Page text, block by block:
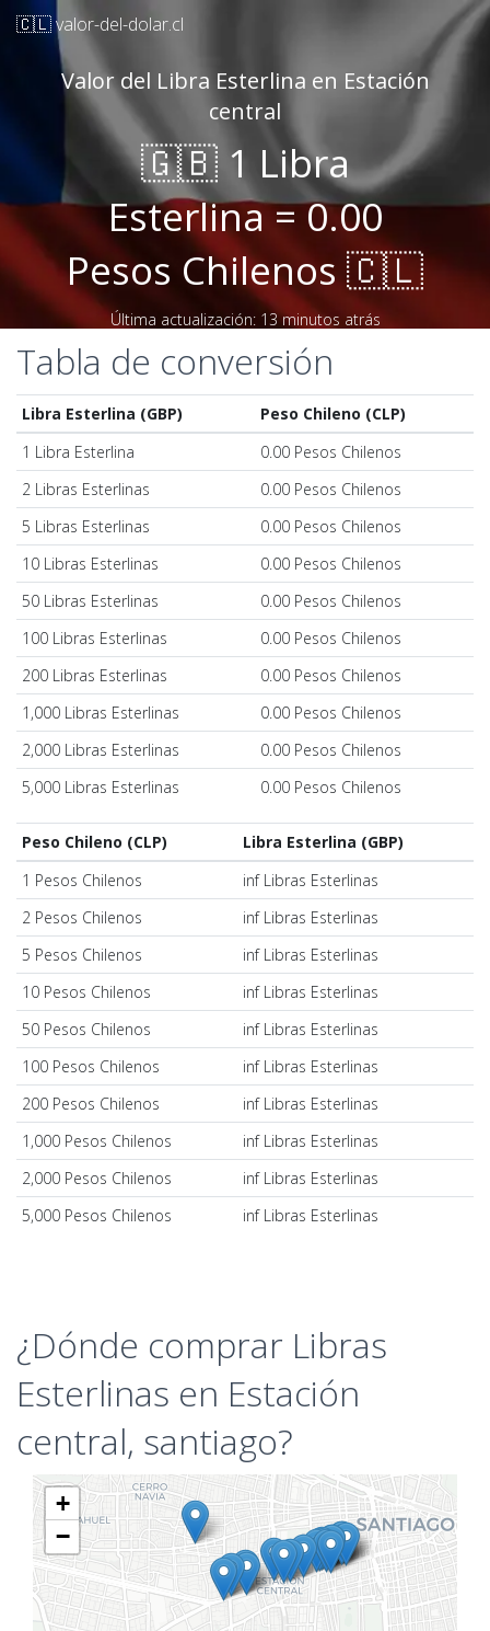
🇨🇱 valor-del-dolar.cl
Valor del Libra Esterlina en Estación
central
🇬🇧 1 Libra
Esterlina = 0.00
Pesos Chilenos 🇨🇱
Última actualización: 13 minutos atrás
Tabla de conversión
Libra Esterlina (GBP)
Peso Chileno (CLP)
1 Libra Esterlina
0.00 Pesos Chilenos
2 Libras Esterlinas
0.00 Pesos Chilenos
5 Libras Esterlinas
0.00 Pesos Chilenos
10 Libras Esterlinas
0.00 Pesos Chilenos
50 Libras Esterlinas
0.00 Pesos Chilenos
100 Libras Esterlinas
0.00 Pesos Chilenos
200 Libras Esterlinas
0.00 Pesos Chilenos
1,000 Libras Esterlinas
0.00 Pesos Chilenos
2,000 Libras Esterlinas
0.00 Pesos Chilenos
5,000 Libras Esterlinas
0.00 Pesos Chilenos
Peso Chileno (CLP)
Libra Esterlina (GBP)
1 Pesos Chilenos
inf Libras Esterlinas
2 Pesos Chilenos
inf Libras Esterlinas
5 Pesos Chilenos
inf Libras Esterlinas
10 Pesos Chilenos
inf Libras Esterlinas
50 Pesos Chilenos
inf Libras Esterlinas
100 Pesos Chilenos
inf Libras Esterlinas
200 Pesos Chilenos
inf Libras Esterlinas
1,000 Pesos Chilenos
inf Libras Esterlinas
2,000 Pesos Chilenos
inf Libras Esterlinas
5,000 Pesos Chilenos
inf Libras Esterlinas
¿Dónde comprar Libras
Esterlinas en Estación
central, santiago?
+
−